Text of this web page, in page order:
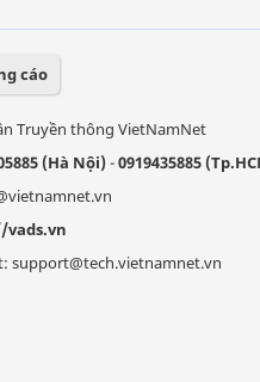
cáo
Truyền thông VietNamNet
(Hà Nội)-0919435885
support@tech.vietnamnet.vn